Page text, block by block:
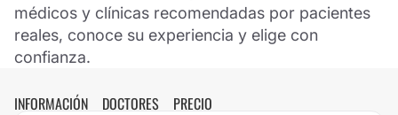
médicos y clínicas recomendadas por pacientes
reales, conoce su experiencia y elige con
confianza.
INFORMACIÓN DOCTORES PRECIO